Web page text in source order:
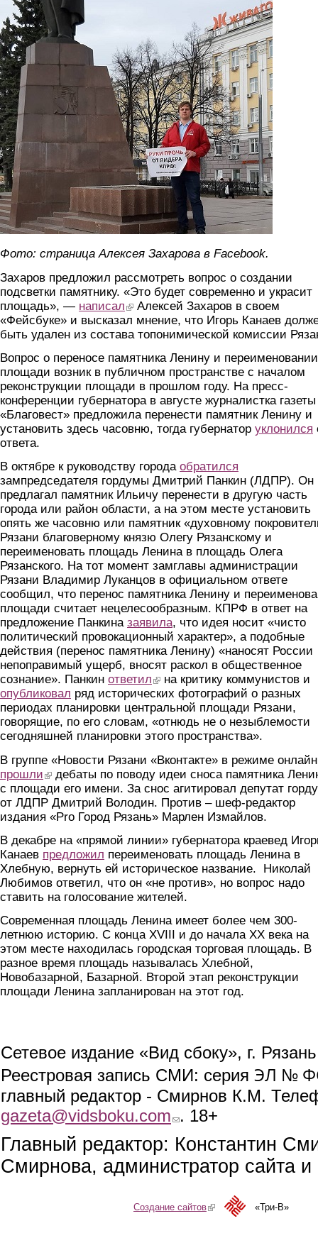
Фото: cтраница Алексея Захарова в Facebook.
Захаров предложил рассмотреть вопрос о создании
подсветки памятнику. «Это будет современно и украсит
площадь», — написал (link is external)
Алексей Захаров в своем
«Фейсбуке» и высказал мнение, что Игорь Канаев
быть удален из состава топонимической комиссии
Вопрос о переносе памятника Ленину и переименовании
площади возник в публичном пространстве с началом
реконструкции площади в прошлом году. На пресс-
конференции губернатора в августе журналистка газеты
«Благовест» предложила перенести памятник Ленину и
установить здесь часовню, тогда губернатор уклонился
ответа.
В октябре к руководству города обратился
зампредседателя гордумы Дмитрий Панкин (ЛДПР). Он
предлагал памятник Ильичу перенести в другую часть
города или район области, а на этом месте установить
опять же часовню или памятник «духовному
Рязани благоверному князю Олегу Рязанскому и
переименовать площадь Ленина в площадь Олега
Рязанского. На тот момент замглавы администрации
Рязани Владимир Луканцов в официальном ответе
сообщил, что перенос памятника Ленину и
площади считает нецелесообразным. КПРФ в ответ на
предложение Панкина заявила, что идея носит «чисто
политический провокационный характер», а подобные
действия (перенос памятника Ленину) «наносят России
непоправимый ущерб, вносят раскол в общественное
сознание». Панкин ответил (link is external)
на критику коммунистов и
опубликовал ряд исторических фотографий о разных
периодах планировки центральной площади Рязани,
говорящие, по его словам, «отнюдь не о незыблемости
сегодняшней планировки этого пространства».
В группе «Новости Рязани «Вконтакте» в режиме онлайн
прошли (link is external)
дебаты по поводу идеи сноса памятника
с площади его имени. За снос агитировал депутат
от ЛДПР Дмитрий Володин. Против – шеф-редактор
издания «Pro Город Рязань» Марлен Измайлов.
В декабре на «прямой линии» губернатора краевед
Канаев предложил переименовать площадь Ленина в
Хлебную, вернуть ей историческое название. Николай
Любимов ответил, что он «не против», но вопрос надо
ставить на голосование жителей.
Современная площадь Ленина имеет более чем 300-
летнюю историю. C конца XVIII и до начала XX века на
этом месте находилась городская торговая площадь. В
разное время площадь называлась Хлебной,
Новобазарной, Базарной. Второй этап реконструкции
площади Ленина запланирован на этот год.
Сетевое издание «Вид сбоку», г.
Реестровая запись СМИ: серия ЭЛ №
главный редактор - Смирнов К.М.
gazeta@vidsboku.com (link sends e-mail)
. 18+
Главный редактор: Константин
Смирнова, администратор сайта
Создание сайтов(link is external)«Три-В»